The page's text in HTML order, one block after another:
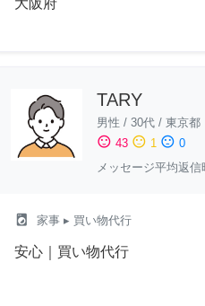
TARY
男性 / 30代 / 東京都
sentiment_satisfied 43 sentiment_neutral 1 sentiment_dissatisfied 0
メッセージ平均返
local_laundry_service 家事 ▸ 買い物代行
安心｜買い物代行